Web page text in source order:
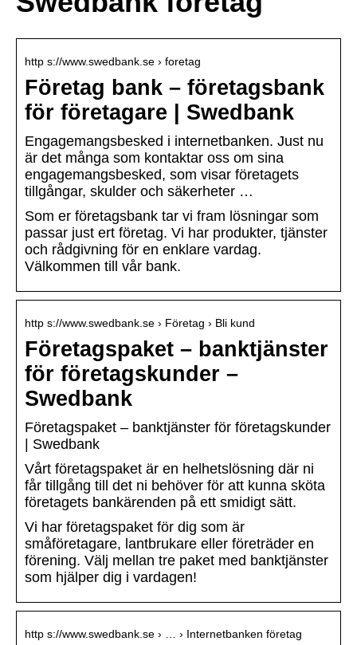
http s://www.swedbank.se › foretag
Företag bank – företagsbank
för företagare | Swedbank
Engagemangsbesked i internetbanken. Just nu
är det många som kontaktar oss om sina
engagemangsbesked, som visar företagets
tillgångar, skulder och säkerheter …
Som er företagsbank tar vi fram lösningar som
passar just ert företag. Vi har produkter, tjänster
och rådgivning för en enklare vardag.
Välkommen till vår bank.
http s://www.swedbank.se › Företag › Bli kund
Företagspaket – banktjänster
för företagskunder –
Swedbank
Företagspaket – banktjänster för företagskunder
| Swedbank
Vårt företagspaket är en helhetslösning där ni
får tillgång till det ni behöver för att kunna sköta
företagets bankärenden på ett smidigt sätt.
Vi har företagspaket för dig som är
småföretagare, lantbrukare eller företräder en
förening. Välj mellan tre paket med banktjänster
som hjälper dig i vardagen!
http s://www.swedbank.se › … › Internetbanken företag